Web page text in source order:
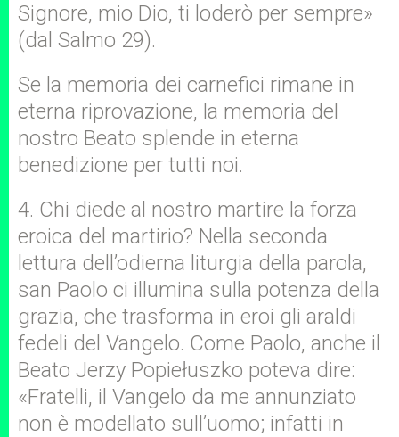
Signore, mio Dio, ti loderò per sempre»
(dal Salmo 29).
Se la memoria dei carnefici rimane in
eterna riprovazione, la memoria del
nostro Beato splende in eterna
benedizione per tutti noi.
4. Chi diede al nostro martire la forza
eroica del martirio? Nella seconda
lettura dell’odierna liturgia della parola,
san Paolo ci illumina sulla potenza della
grazia, che trasforma in eroi gli araldi
fedeli del Vangelo. Come Paolo, anche il
Beato Jerzy Popiełuszko poteva dire:
«Fratelli, il Vangelo da me annunziato
non è modellato sull’uomo; infatti in